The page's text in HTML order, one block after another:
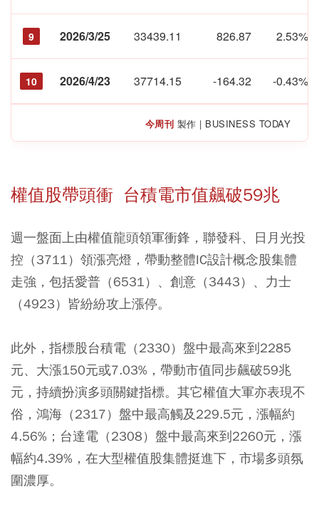
9 2026/3/25 33439.11 826.87 2.53%
10 2026/4/23 37714.15 -164.32 -0.43%
今周刊 製作 | BUSINESS TODAY
權值股帶頭衝 台積電市值飆破59兆
週一盤面上由權值龍頭領軍衝鋒，聯發科、日月光投
控（3711）領漲亮燈，帶動整體IC設計概念股集體
走強，包括愛普（6531）、創意（3443）、力士
（4923）皆紛紛攻上漲停。
此外，指標股台積電（2330）盤中最高來到2285
元、大漲150元或7.03%，帶動市值同步飆破59兆
元，持續扮演多頭關鍵指標。其它權值大軍亦表現不
俗，鴻海（2317）盤中最高觸及229.5元，漲幅約
4.56%；台達電（2308）盤中最高來到2260元，漲
幅約4.39%，在大型權值股集體挺進下，市場多頭氛
圍濃厚。